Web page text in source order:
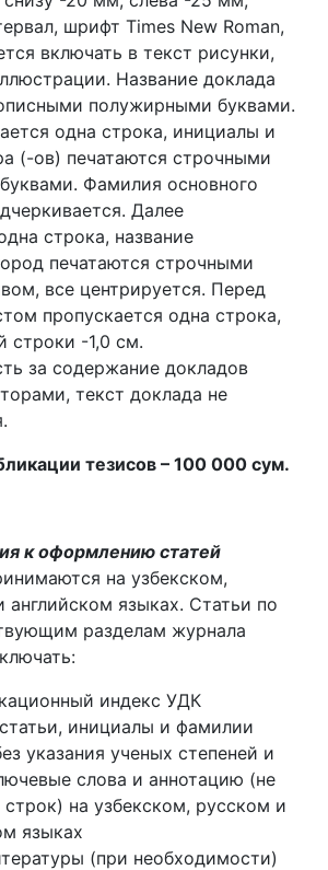
шрифт Times New Roman,
включать в текст рисунки,
Название доклада
полужирными буквами.
одна строка, инициалы и
(-ов) печатаются строчными
Фамилия основного
Далее
строка, название
печатаются строчными
все центрируется. Перед
пропускается одна строка,
строки -1,0 см.
за содержание докладов
текст доклада не
тезисов – 100 000 сум.
к оформлению статей
на узбекском,
английском языках. Статьи по
разделам журнала
индекс УДК
инициалы и фамилии
указания ученых степеней и
слова и аннотацию (не
на узбекском, русском и
языках
(при необходимости)